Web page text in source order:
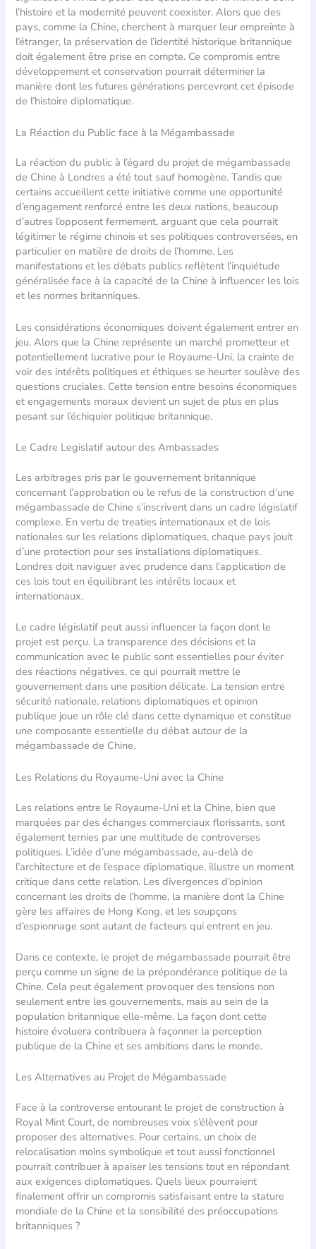
l’histoire et la modernité peuvent coexister. Alors que des
pays, comme la Chine, cherchent à marquer leur empreinte à
l’étranger, la préservation de l’identité historique britannique
doit également être prise en compte. Ce compromis entre
développement et conservation pourrait déterminer la
manière dont les futures générations percevront cet épisode
de l’histoire diplomatique.
La Réaction du Public face à la Mégambassade
La réaction du public à l’égard du projet de mégambassade
de Chine à Londres a été tout sauf homogène. Tandis que
certains accueillent cette initiative comme une opportunité
d’engagement renforcé entre les deux nations, beaucoup
d’autres l’opposent fermement, arguant que cela pourrait
légitimer le régime chinois et ses politiques controversées, en
particulier en matière de droits de l’homme. Les
manifestations et les débats publics reflètent l’inquiétude
généralisée face à la capacité de la Chine à influencer les lois
et les normes britanniques.
Les considérations économiques doivent également entrer en
jeu. Alors que la Chine représente un marché prometteur et
potentiellement lucrative pour le Royaume-Uni, la crainte de
voir des intérêts politiques et éthiques se heurter soulève des
questions cruciales. Cette tension entre besoins économiques
et engagements moraux devient un sujet de plus en plus
pesant sur l’échiquier politique britannique.
Le Cadre Legislatif autour des Ambassades
Les arbitrages pris par le gouvernement britannique
concernant l’approbation ou le refus de la construction d’une
mégambassade de Chine s’inscrivent dans un cadre législatif
complexe. En vertu de treaties internationaux et de lois
nationales sur les relations diplomatiques, chaque pays jouit
d’une protection pour ses installations diplomatiques.
Londres doit naviguer avec prudence dans l’application de
ces lois tout en équilibrant les intérêts locaux et
internationaux.
Le cadre législatif peut aussi influencer la façon dont le
projet est perçu. La transparence des décisions et la
communication avec le public sont essentielles pour éviter
des réactions négatives, ce qui pourrait mettre le
gouvernement dans une position délicate. La tension entre
sécurité nationale, relations diplomatiques et opinion
publique joue un rôle clé dans cette dynamique et constitue
une composante essentielle du débat autour de la
mégambassade de Chine.
Les Relations du Royaume-Uni avec la Chine
Les relations entre le Royaume-Uni et la Chine, bien que
marquées par des échanges commerciaux florissants, sont
également ternies par une multitude de controverses
politiques. L’idée d’une mégambassade, au-delà de
l’architecture et de l’espace diplomatique, illustre un moment
critique dans cette relation. Les divergences d’opinion
concernant les droits de l’homme, la manière dont la Chine
gère les affaires de Hong Kong, et les soupçons
d’espionnage sont autant de facteurs qui entrent en jeu.
Dans ce contexte, le projet de mégambassade pourrait être
perçu comme un signe de la prépondérance politique de la
Chine. Cela peut également provoquer des tensions non
seulement entre les gouvernements, mais au sein de la
population britannique elle-même. La façon dont cette
histoire évoluera contribuera à façonner la perception
publique de la Chine et ses ambitions dans le monde.
Les Alternatives au Projet de Mégambassade
Face à la controverse entourant le projet de construction à
Royal Mint Court, de nombreuses voix s’élèvent pour
proposer des alternatives. Pour certains, un choix de
relocalisation moins symbolique et tout aussi fonctionnel
pourrait contribuer à apaiser les tensions tout en répondant
aux exigences diplomatiques. Quels lieux pourraient
finalement offrir un compromis satisfaisant entre la stature
mondiale de la Chine et la sensibilité des préoccupations
britanniques ?